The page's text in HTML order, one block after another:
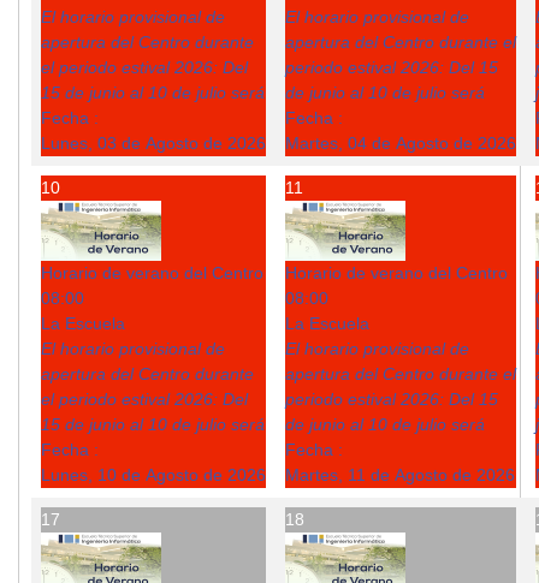
El horario provisional de
apertura del Centro durante
el periodo estival 2026: Del
15 de junio al 10 de julio será
Fecha :
Lunes, 03 de Agosto de 2026
El horario provisional de
apertura del Centro durante el
periodo estival 2026: Del 15
de junio al 10 de julio será
Fecha :
Martes, 04 de Agosto de 2026
10
Horario de verano del Centro
08:00
La Escuela
El horario provisional de
apertura del Centro durante
el periodo estival 2026: Del
15 de junio al 10 de julio será
Fecha :
Lunes, 10 de Agosto de 2026
11
Horario de verano del Centro
08:00
La Escuela
El horario provisional de
apertura del Centro durante el
periodo estival 2026: Del 15
de junio al 10 de julio será
Fecha :
Martes, 11 de Agosto de 2026
17 18